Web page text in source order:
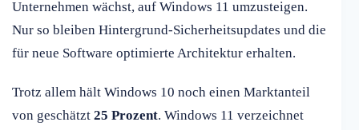
Unternehmen wächst, auf Windows 11 umzusteigen.
Nur so bleiben Hintergrund-Sicherheitsupdates und die
für neue Software optimierte Architektur erhalten.
Trotz allem hält Windows 10 noch einen Marktanteil
von geschätzt 25 Prozent. Windows 11 verzeichnet